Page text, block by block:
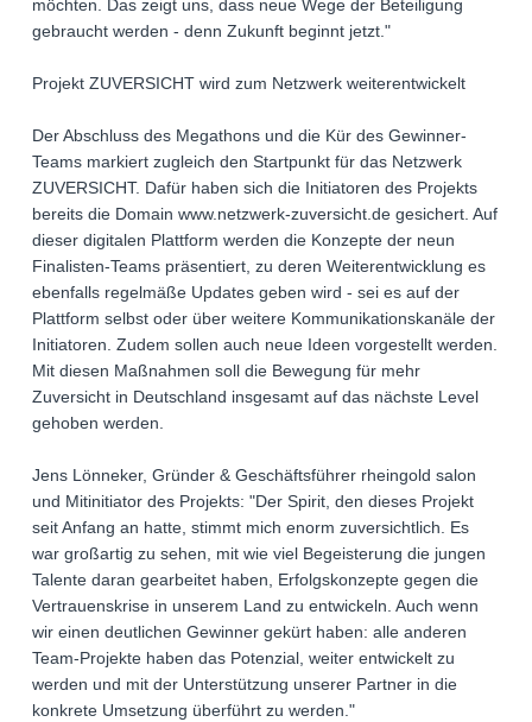
möchten. Das zeigt uns, dass neue Wege der Beteiligung
gebraucht werden - denn Zukunft beginnt jetzt."
Projekt ZUVERSICHT wird zum Netzwerk weiterentwickelt
Der Abschluss des Megathons und die Kür des Gewinner-
Teams markiert zugleich den Startpunkt für das Netzwerk
ZUVERSICHT. Dafür haben sich die Initiatoren des Projekts
bereits die Domain www.netzwerk-zuversicht.de gesichert. Auf
dieser digitalen Plattform werden die Konzepte der neun
Finalisten-Teams präsentiert, zu deren Weiterentwicklung es
ebenfalls regelmäße Updates geben wird - sei es auf der
Plattform selbst oder über weitere Kommunikationskanäle der
Initiatoren. Zudem sollen auch neue Ideen vorgestellt werden.
Mit diesen Maßnahmen soll die Bewegung für mehr
Zuversicht in Deutschland insgesamt auf das nächste Level
gehoben werden.
Jens Lönneker, Gründer & Geschäftsführer rheingold salon
und Mitinitiator des Projekts: "Der Spirit, den dieses Projekt
seit Anfang an hatte, stimmt mich enorm zuversichtlich. Es
war großartig zu sehen, mit wie viel Begeisterung die jungen
Talente daran gearbeitet haben, Erfolgskonzepte gegen die
Vertrauenskrise in unserem Land zu entwickeln. Auch wenn
wir einen deutlichen Gewinner gekürt haben: alle anderen
Team-Projekte haben das Potenzial, weiter entwickelt zu
werden und mit der Unterstützung unserer Partner in die
konkrete Umsetzung überführt zu werden."